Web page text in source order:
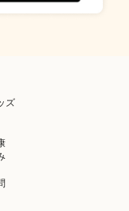
ズ